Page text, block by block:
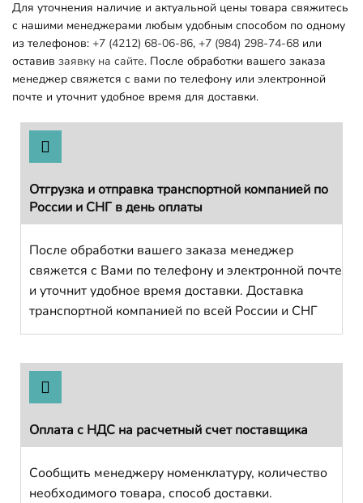
Для уточнения наличие и актуальной цены товара свяжитесь
с нашими менеджерами любым удобным способом по одному
из телефонов: +7 (4212) 68-06-86, +7 (984) 298-74-68 или
оставив заявку на сайте. После обработки вашего заказа
менеджер свяжется с вами по телефону или электронной
почте и уточнит удобное время для доставки.
Отгрузка и отправка транспортной компанией по
России и СНГ в день оплаты
После обработки вашего заказа менеджер
свяжется с Вами по телефону и электронной почте
и уточнит удобное время доставки. Доставка
транспортной компанией по всей России и СНГ
Оплата с НДС на расчетный счет поставщика
Сообщить менеджеру номенклатуру, количество
необходимого товара, способ доставки.